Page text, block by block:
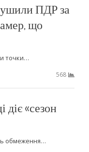
ПДР за
що
точки…
568
«сезон
обмеження…